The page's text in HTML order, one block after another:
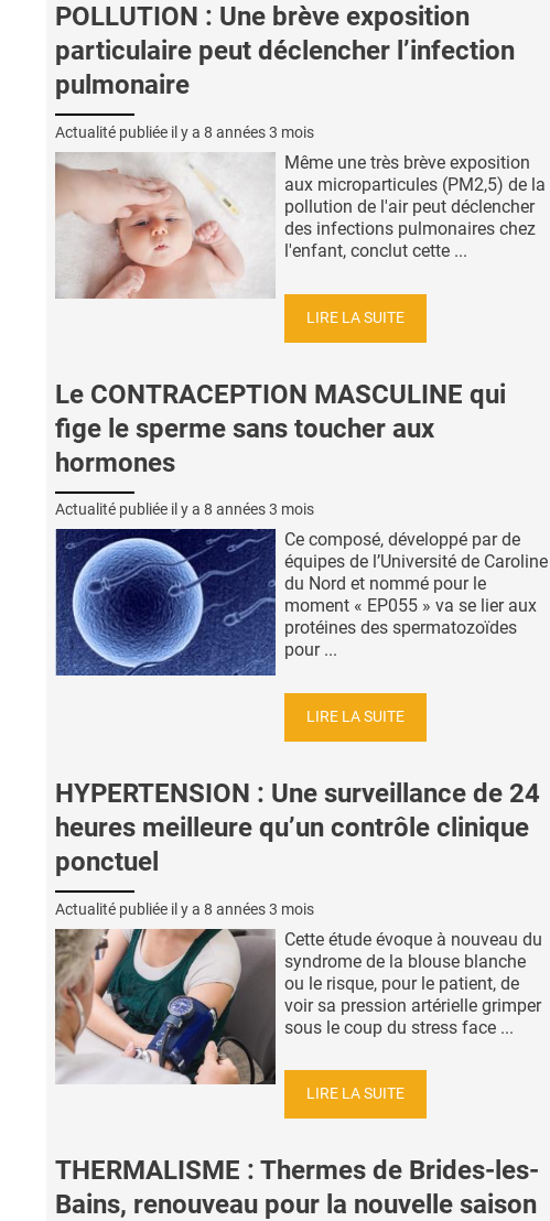
POLLUTION : Une brève exposition
particulaire peut déclencher l’infection
pulmonaire
Actualité publiée il y a 8 années 3 mois
Même une très brève exposition
aux microparticules (PM2,5) de la
pollution de l'air peut déclencher
des infections pulmonaires chez
l'enfant, conclut cette ...
LIRE LA SUITE
Le CONTRACEPTION MASCULINE qui
fige le sperme sans toucher aux
hormones
Actualité publiée il y a 8 années 3 mois
Ce composé, développé par de
équipes de l’Université de Caroline
du Nord et nommé pour le
moment « EP055 » va se lier aux
protéines des spermatozoïdes
pour ...
LIRE LA SUITE
HYPERTENSION : Une surveillance de 24
heures meilleure qu’un contrôle clinique
ponctuel
Actualité publiée il y a 8 années 3 mois
Cette étude évoque à nouveau du
syndrome de la blouse blanche
ou le risque, pour le patient, de
voir sa pression artérielle grimper
sous le coup du stress face ...
LIRE LA SUITE
THERMALISME : Thermes de Brides-les-
Bains, renouveau pour la nouvelle saison